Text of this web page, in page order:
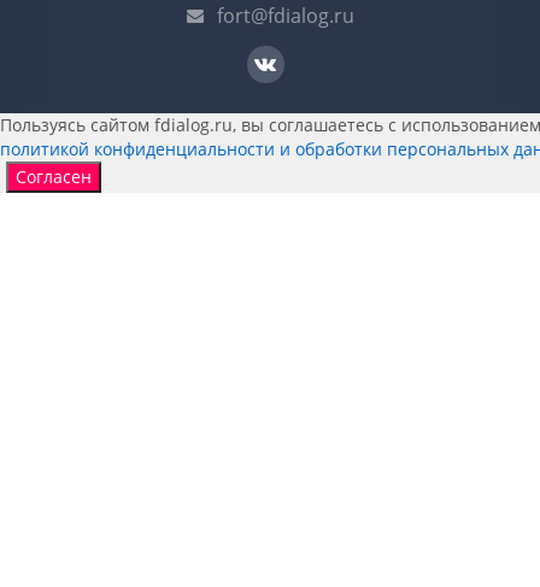
fort@fdialog.ru
Пользуясь сайтом fdialog.ru, вы соглашаетесь с
политикой конфиденциальности и обработки персональных
Согласен